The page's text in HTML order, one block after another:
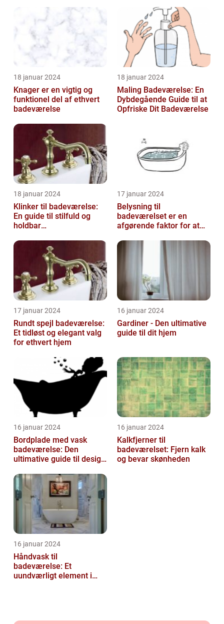
18 januar 2024
Knager er en vigtig og
funktionel del af ethvert
badeværelse
18 januar 2024
Maling Badeværelse: En
Dybdegående Guide til at
Opfriske Dit Badeværelse
18 januar 2024
Klinker til badeværelse:
En guide til stilfuld og
holdbar
17 januar 2024
Belysning til
badeværelset er en
afgørende faktor for at
funktionalitet i rummet...
17 januar 2024
Rundt spejl badeværelse:
Et tidløst og elegant valg
for ethvert hjem
16 januar 2024
Gardiner - Den ultimative
guide til dit hjem
16 januar 2024
Bordplade med vask
badeværelse: Den
ultimative guide til design
16 januar 2024
Kalkfjerner til
badeværelset: Fjern kalk
og bevar skønheden
16 januar 2024
Håndvask til
badeværelse: Et
uundværligt element i